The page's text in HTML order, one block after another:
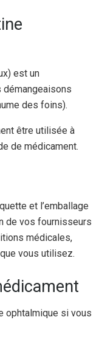
est un
des foins).
être utilisée à
de médicament.
et l’emballage
de vos fournisseurs
médicales,
vous utilisez.
ophtalmique si vous